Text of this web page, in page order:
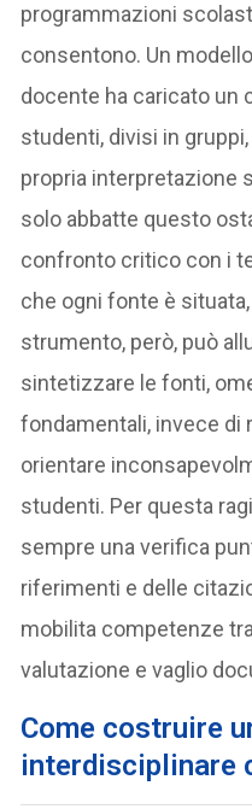
programmazioni
consentono. Un
docente ha caricato un
studenti, divisi in
propria interpretazione
solo abbatte questo
confronto critico con i
che ogni fonte è
strumento, però, può
sintetizzare le fonti,
fondamentali, invece di
orientare
studenti. Per questa
sempre una verifica
riferimenti e delle
mobilita competenze
valutazione e vaglio
Come costruire
interdisciplinare